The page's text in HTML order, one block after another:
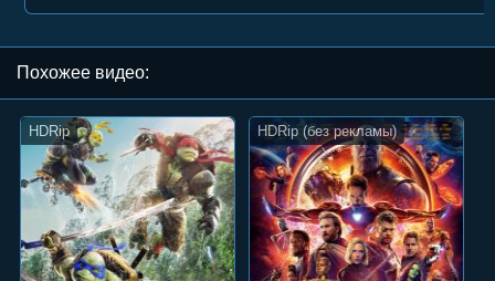
Похожee видео:
HDRip HDRip (без рекламы)